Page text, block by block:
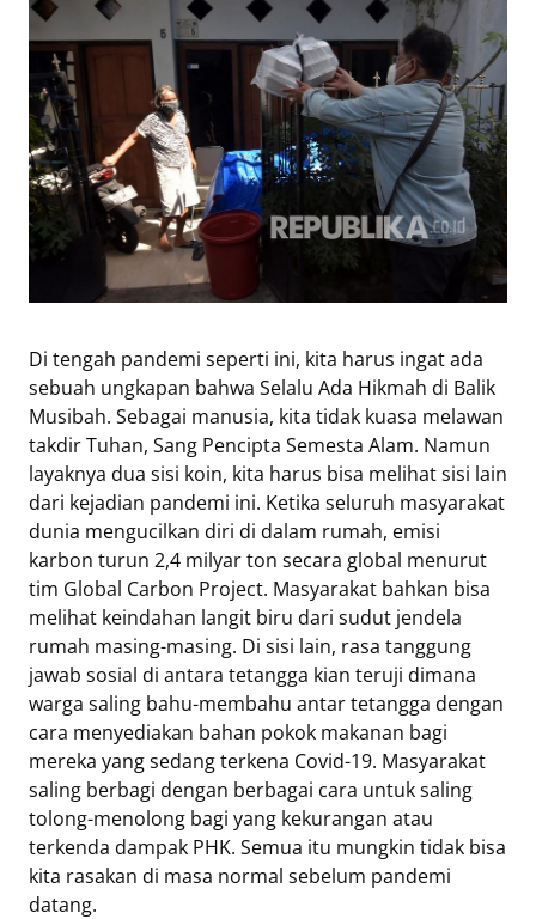
Di tengah pandemi seperti ini, kita harus ingat ada
sebuah ungkapan bahwa Selalu Ada Hikmah di Balik
Musibah. Sebagai manusia, kita tidak kuasa melawan
takdir Tuhan, Sang Pencipta Semesta Alam. Namun
layaknya dua sisi koin, kita harus bisa melihat sisi lain
dari kejadian pandemi ini. Ketika seluruh masyarakat
dunia mengucilkan diri di dalam rumah, emisi
karbon turun 2,4 milyar ton secara global menurut
tim Global Carbon Project. Masyarakat bahkan bisa
melihat keindahan langit biru dari sudut jendela
rumah masing-masing. Di sisi lain, rasa tanggung
jawab sosial di antara tetangga kian teruji dimana
warga saling bahu-membahu antar tetangga dengan
cara menyediakan bahan pokok makanan bagi
mereka yang sedang terkena Covid-19. Masyarakat
saling berbagi dengan berbagai cara untuk saling
tolong-menolong bagi yang kekurangan atau
terkenda dampak PHK. Semua itu mungkin tidak bisa
kita rasakan di masa normal sebelum pandemi
datang.